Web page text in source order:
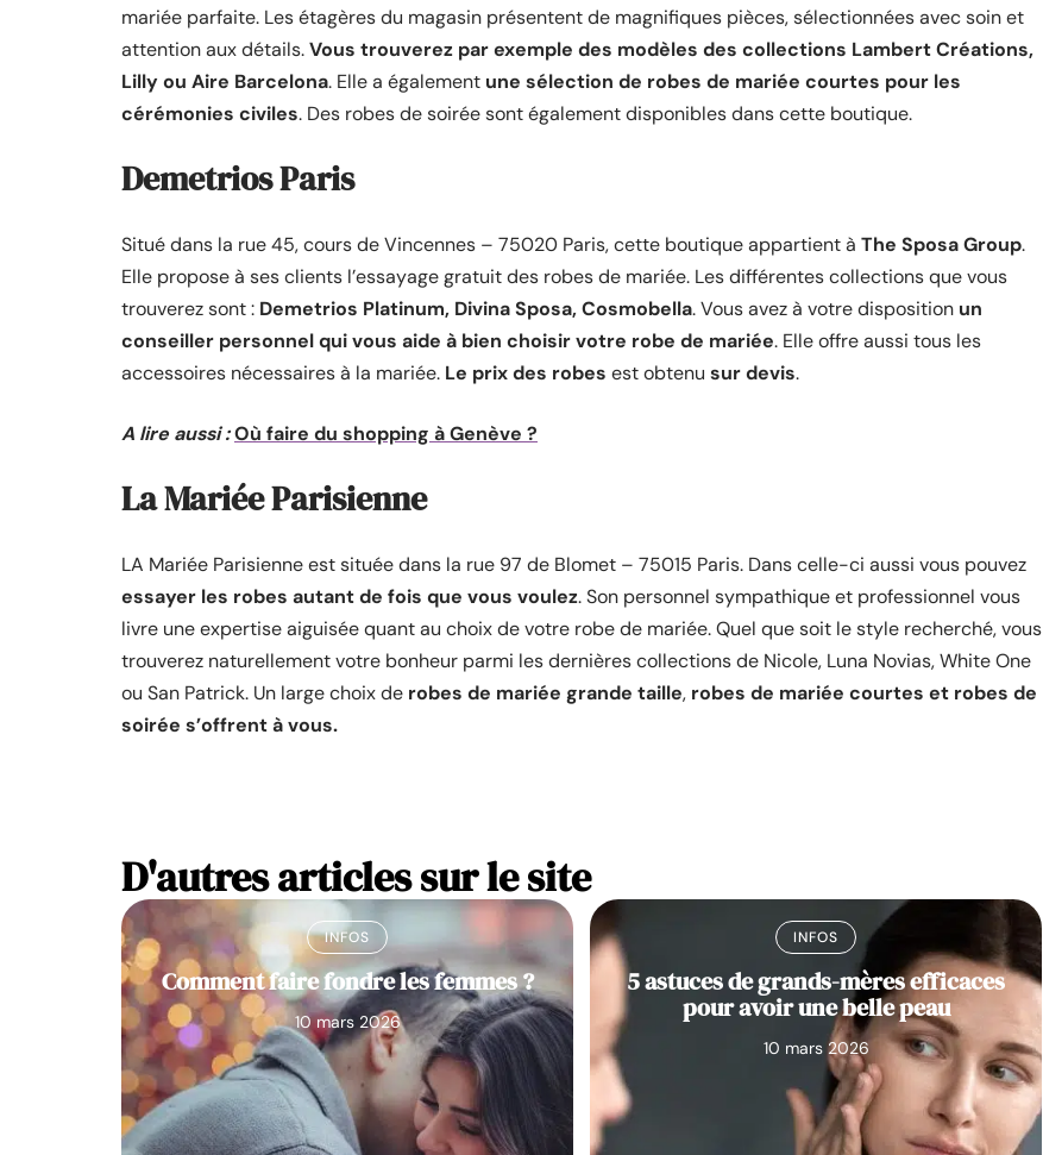
mariée parfaite. Les étagères du magasin présentent de magnifiques pièces, sélectionnées avec soin et
attention aux détails.Vous trouverez par exemple des modèles des collections Lambert Créations,
Lilly ou Aire Barcelona. Elle a également une sélection de robes de mariée courtes pour les
cérémonies civiles. Des robes de soirée sont également disponibles dans cette boutique.
Demetrios Paris
Situé dans la rue 45, cours de Vincennes – 75020 Paris, cette boutique appartient à The Sposa Group.
Elle propose à ses clients l’essayage gratuit des robes de mariée. Les différentes collections que vous
trouverez sont : Demetrios Platinum, Divina Sposa, Cosmobella. Vous avez à votre disposition un
conseiller personnel qui vous aide à bien choisir votre robe de mariée. Elle offre aussi tous les
accessoires nécessaires à la mariée. Le prix des robes est obtenu sur devis.
A lire aussi :Où faire du shopping à Genève ?
La Mariée Parisienne
LA Mariée Parisienne est située dans la rue 97 de Blomet – 75015 Paris. Dans celle-ci aussi vous pouvez
essayer les robes autant de fois que vous voulez. Son personnel sympathique et professionnel vous
livre une expertise aiguisée quant au choix de votre robe de mariée. Quel que soit le style recherché, vous
trouverez naturellement votre bonheur parmi les dernières collections de Nicole, Luna Novias, White One
ou San Patrick. Un large choix de robes de mariée grande taille, robes de mariée courtes et robes de
soirée s’offrent à vous.
D'autres articles sur le site
INFOS
Comment faire fondre les femmes ?
10 mars 2026
INFOS
5 astuces de grands-mères efficaces
pour avoir une belle peau
10 mars 2026